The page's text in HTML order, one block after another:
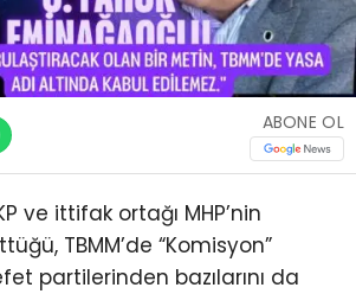
ABONE OL
ve ittifak ortağı MHP’nin
TBMM’de “Komisyon”
partilerinden bazılarını da